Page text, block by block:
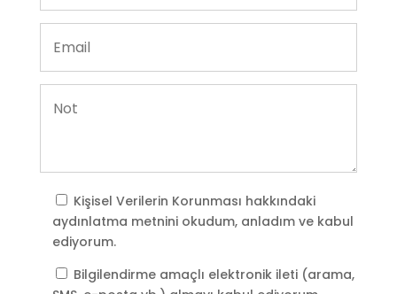
Kişisel Verilerin Korunması hakkındaki
aydınlatma metnini okudum, anladım ve kabul
ediyorum.
Bilgilendirme amaçlı elektronik ileti (arama,